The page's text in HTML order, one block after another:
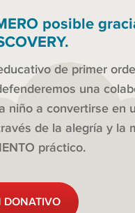
posible
de primer
una
niño a convertirse en
de la alegría y la
práctico.
DONATIVO